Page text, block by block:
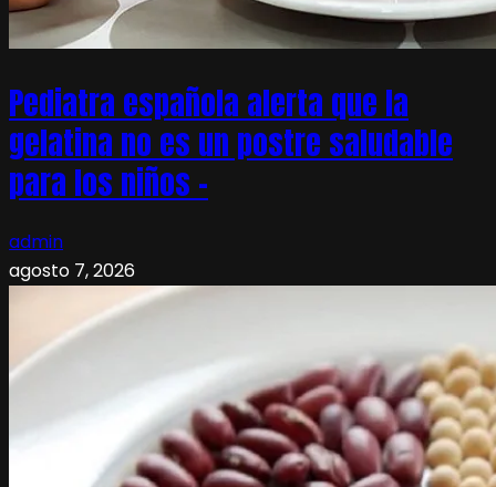
Pediatra española alerta que la
gelatina no es un postre saludable
para los niños –
admin
agosto 7, 2026